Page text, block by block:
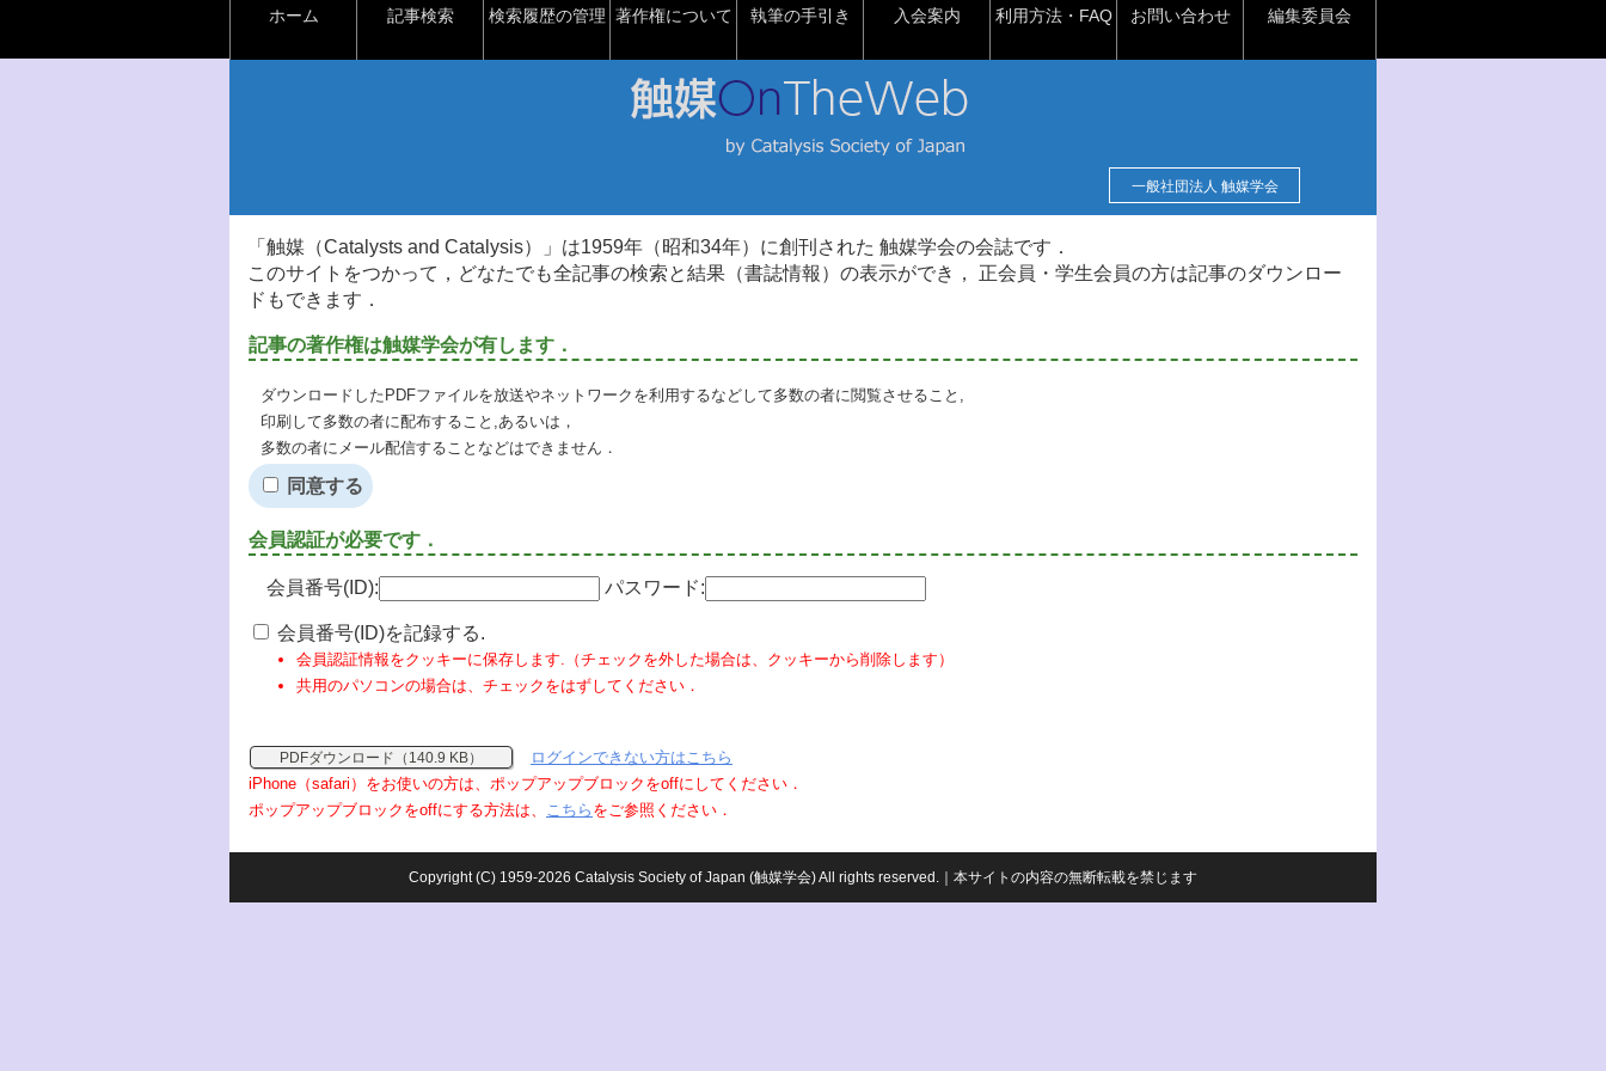
ホーム 記事検索 検索履歴の管理 著作権について 執筆の手引き 入会案内 利用方法・FAQ お問い合わせ 編集委員会
一般社団法人 触媒学会
「触媒（Catalysts and Catalysis）」は1959年（昭和34年）に創刊された 触媒学会の会誌です．
このサイトをつかって，どなたでも全記事の検索と結果（書誌情報）の表示ができ， 正会員・学生会員の方は記事のダウンロー
ドもできます．
記事の著作権は触媒学会が有します．
ダウンロードしたPDFファイルを放送やネットワークを利用するなどして多数の者に閲覧させること,
印刷して多数の者に配布すること,あるいは，
多数の者にメール配信することなどはできません．
同意する
会員認証が必要です．
会員番号(ID): パスワード:
会員番号(ID)を記録する.
会員認証情報をクッキーに保存します.（チェックを外した場合は、クッキーから削除します）
共用のパソコンの場合は、チェックをはずしてください．
PDFダウンロード（140.9 KB）
ログインできない方はこちら
iPhone（safari）をお使いの方は、ポップアップブロックをoffにしてください．
ポップアップブロックをoffにする方法は、 こちら をご参照ください．
Copyright (C) 1959-2026 Catalysis Society of Japan (触媒学会) All rights reserved.｜本サイトの内容の無断転載を禁じます